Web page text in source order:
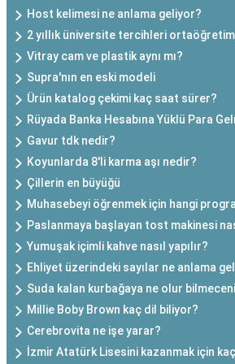
Host kelimesi ne anlama geliyor?
2 yıllık üniversite tercihleri
Vitray cam ve plastik aynı mı?
Supra'nın en eski modeli
Ürün katalog çekimi kaç saat sürer?
Rüyada Banka Hesabına Yüklü Para
Gavur tdk nedir?
Koyunlarda 8'li karma aşı nedir?
Çillerin en büyüğü
Muhasebeyi öğrenmek için hangi
Paslanmaya başlayan tost makinesi
Yumuşak içimli kahve nasıl yapılır?
Ehliyet üzerindeki sayılar ne anlama
Suda kalan kurbağaya ne olur
Millie Boby Brown kaç dil biliyor?
Cerebrovita ne işe yarar?
İzmir Atatürk Lisesini kazanmak için